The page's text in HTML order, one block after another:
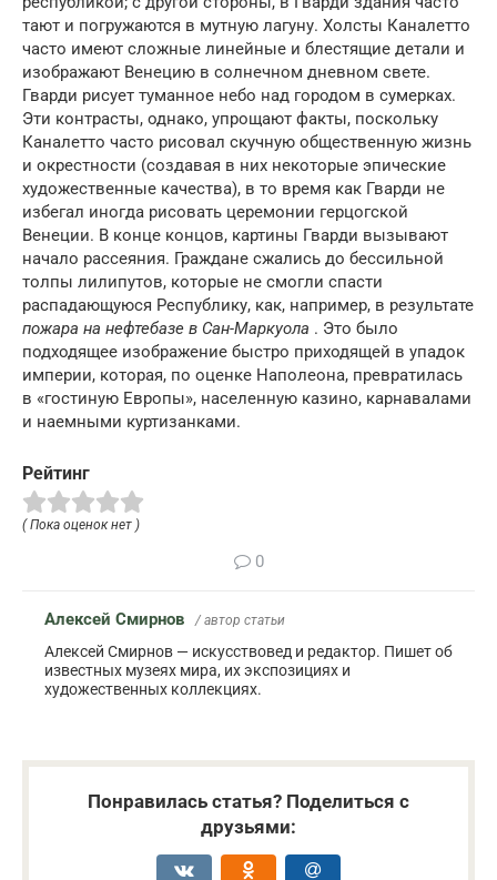
тают и погружаются в мутную лагуну. Холсты Каналетто
часто имеют сложные линейные и блестящие детали и
изображают Венецию в солнечном дневном свете.
Гварди рисует туманное небо над городом в сумерках.
Эти контрасты, однако, упрощают факты, поскольку
Каналетто часто рисовал скучную общественную жизнь
и окрестности (создавая в них некоторые эпические
художественные качества), в то время как Гварди не
избегал иногда рисовать церемонии герцогской
Венеции. В конце концов, картины Гварди вызывают
начало рассеяния. Граждане сжались до бессильной
толпы лилипутов, которые не смогли спасти
распадающуюся Республику, как, например, в результате
пожара на нефтебазе в Сан-Маркуола . Это было
подходящее изображение быстро приходящей в упадок
империи, которая, по оценке Наполеона, превратилась
в «гостиную Европы», населенную казино, карнавалами
и наемными куртизанками.
Рейтинг
( Пока оценок нет )
0
Алексей Смирнов / автор статьи
Алексей Смирнов — искусствовед и редактор. Пишет об
известных музеях мира, их экспозициях и
художественных коллекциях.
Понравилась статья? Поделиться с
друзьями: